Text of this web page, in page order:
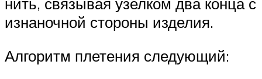
изнаночной стороны изделия.
Алгоритм плетения следующий: